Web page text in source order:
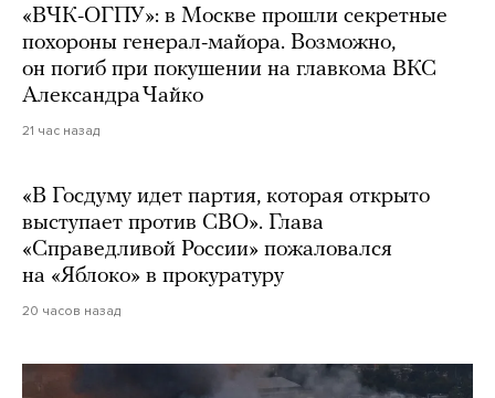
«ВЧК-ОГПУ»: в Москве прошли секретные
похороны генерал-майора. Возможно,
он погиб при покушении на главкома ВКС
Александра Чайко
21 час назад
«В Госдуму идет партия, которая открыто
выступает против СВО». Глава
«Справедливой России» пожаловался
на «Яблоко» в прокуратуру
20 часов назад